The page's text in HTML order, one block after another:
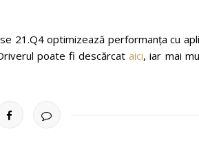
21.Q4 optimizează performanța cu
poate fi descărcataici, iar mai